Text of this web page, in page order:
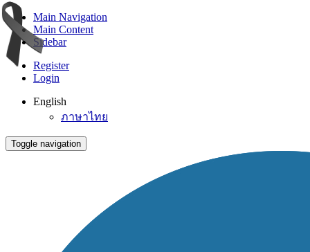
Main Navigation
Main Content
Sidebar
Register
Login
English
ภาษาไทย
Toggle navigation